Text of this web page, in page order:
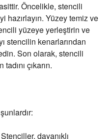
Öncelikle, stencili
hazırlayın. Yüzey temiz ve
yüzeye yerleştirin ve
stencilin kenarlarından
Son olarak, stencili
çıkarın.
dayanıklı